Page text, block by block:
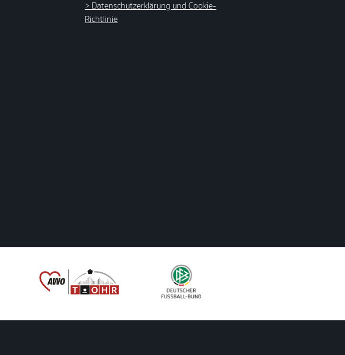
Datenschutzerklärung und Cookie-
Richtlinie